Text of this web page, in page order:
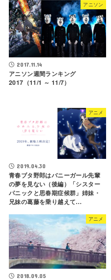
アニソン
2017.11.14
アニソン週間ランキング
2017（11/1 ～ 11/7）
アニメ
2019.04.30
青春ブタ野郎はバニーガール先輩
の夢を見ない（後編）「シスター
パニックと思春期症候群」姉妹・
兄妹の葛藤を乗り越えて…
アニメ
2018.09.05